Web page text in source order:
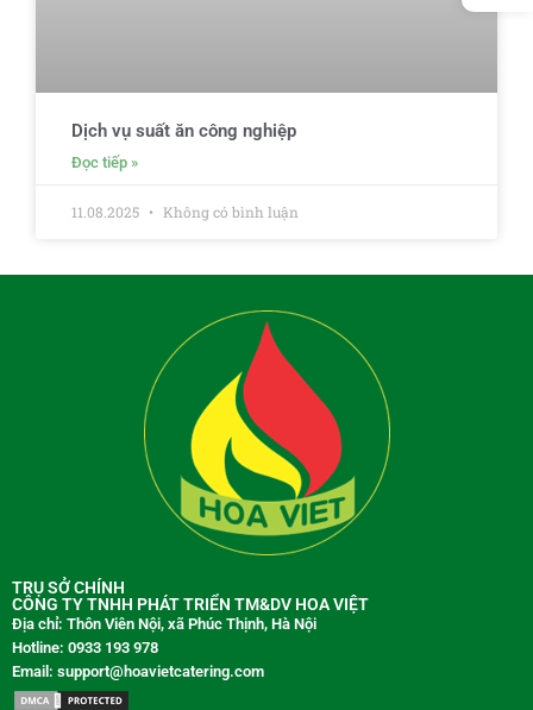
Dịch vụ suất ăn công nghiệp
Đọc tiếp »
11.08.2025 Không có bình luận
TRỤ SỞ CHÍNH
CÔNG TY TNHH PHÁT TRIỂN TM&DV HOA VIỆT
Địa chỉ: Thôn Viên Nội, xã Phúc Thịnh, Hà Nội
Hotline: 0933 193 978
Email: support@hoavietcatering.com